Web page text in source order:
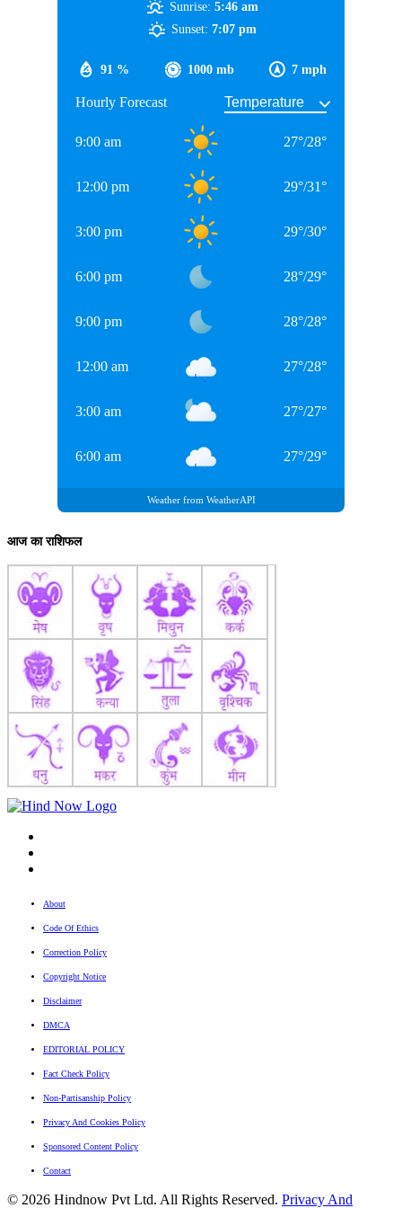
के अनुसार, भारत के पास 14.44 लाख सक्रिय सैन्यकर्मी हैं जो दुनिया में दूसरे
नंबर पर है। पाकिस्तान के पास भारत के मुकाबले आधे से भी कम सैनिक हैं।
भारत के पास पाकिस्तान से ज़्यादा अर्धसैनिक बल भी हैं।
भारत के अर्धसैनिक बलों में 25,27,000 सैन्यकर्मी हैं। भारतीय सेना में 14.55
लाख सैनिक सक्रिय मोड में हैं। जबकि 11.55 लाख सैनिक रिजर्व में हैं। 25
लाख से ज़्यादा अर्धसैनिक बल हैं। सेना (Ind vs Pak Military Strengths) के
पास भारी संख्या में घातक टैंक हैं।
भारत के वायुसेना और नौसेना की ताकत
91 % 1000 mb 7 mph
Sunrise: 5:46 am
Sunset: 7:07 pm
Hourly Forecast
9:00 am 27°/28°
12:00 pm 29°/31°
3:00 pm 29°/30°
6:00 pm 28°/29°
9:00 pm 28°/28°
12:00 am 27°/28°
3:00 am 27°/27°
6:00 am 27°/29°
Weather from WeatherAPI
आज का राशिफल
About
Code Of Ethics
Correction Policy
Copyright Notice
Disclaimer
DMCA
EDITORIAL POLICY
Fact Check Policy
Non-Partisanship Policy
Privacy And Cookies Policy
Sponsored Content Policy
Contact
© 2026 Hindnow Pvt Ltd. All Rights Reserved. Privacy And